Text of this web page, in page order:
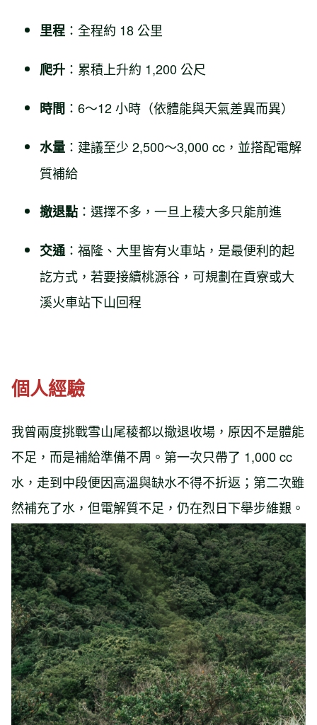
里程 ：全程約 18 公里
爬升 ：累積上升約 1,200 公尺
時間 ：6～12 小時（依體能與天氣差異而異）
水量 ：建議至少 2,500～3,000 cc，並搭配電解
質補給
撤退點 ：選擇不多，一旦上稜大多只能前進
交通 ：福隆、大里皆有火車站，是最便利的起
訖方式，若要接續桃源谷，可規劃在貢寮或大
溪火車站下山回程
個人經驗
我曾兩度挑戰雪山尾稜都以撤退收場，原因不是體能
不足，而是補給準備不周。第一次只帶了 1,000 cc
水，走到中段便因高溫與缺水不得不折返；第二次雖
然補充了水，但電解質不足，仍在烈日下舉步維艱。